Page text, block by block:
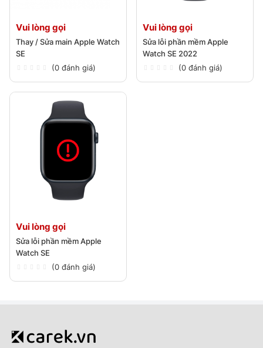
Vui lòng gọi
Thay / Sửa main Apple Watch
SE
(0 đánh giá)
Vui lòng gọi
Sửa lỗi phần mềm Apple
Watch SE 2022
(0 đánh giá)
Vui lòng gọi
Sửa lỗi phần mềm Apple
Watch SE
(0 đánh giá)